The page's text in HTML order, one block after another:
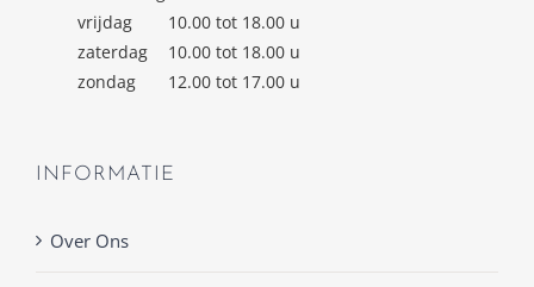
vrijdag
10.00 tot 18.00 u
zaterdag
10.00 tot 18.00 u
zondag
12.00 tot 17.00 u
INFORMATIE
Over Ons